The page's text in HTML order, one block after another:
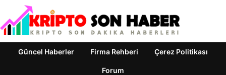
Güncel Haberler Firma Rehberi Çerez Politikası
Forum